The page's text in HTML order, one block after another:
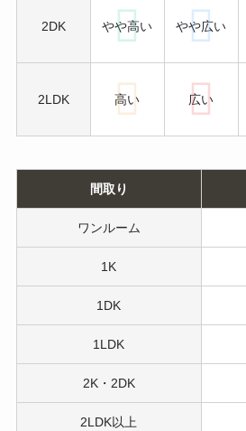
2DK やや高い やや広い
2LDK 高い 広い
間取り
ワンルーム
1K
1DK
1LDK
2K・2DK
2LDK以上